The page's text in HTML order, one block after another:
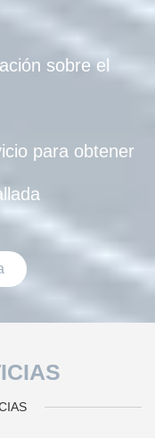
sobre el
para obtener